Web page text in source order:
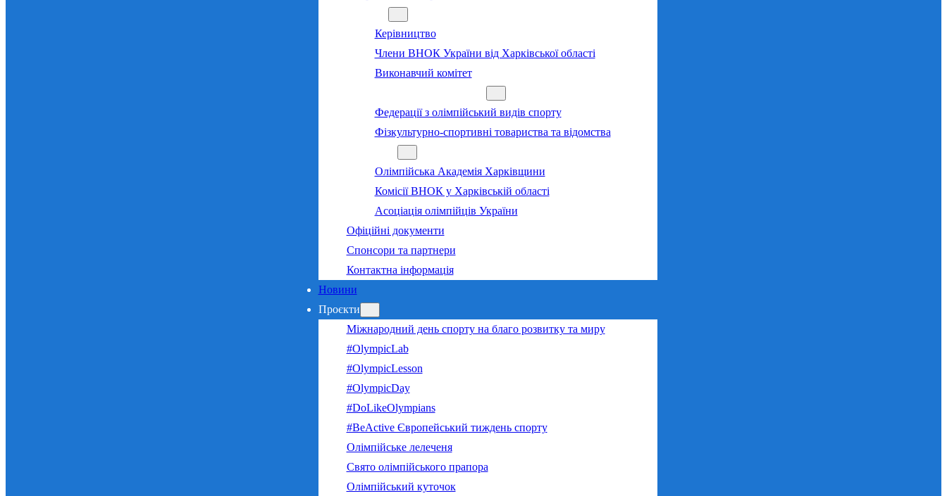
Керівництво
Члени ВНОК України від Харківської області
Виконавчий комітет
Федерації з олімпійський видів спорту
Фізкультурно-спортивні товариства та відомства
Олімпійська Академія Харківщини
Комісії ВНОК у Харківській області
Асоціація олімпійців України
Офіційні документи
Спонсори та партнери
Контактна інформація
Новини
Проєкти
Міжнародний день спорту на благо розвитку та миру
#OlympicLab
#OlympicLesson
#OlympicDay
#DoLikeOlympians
#BeActive Європейський тиждень спорту
Олімпійське лелеченя
Свято олімпійського прапора
Олімпійський куточок